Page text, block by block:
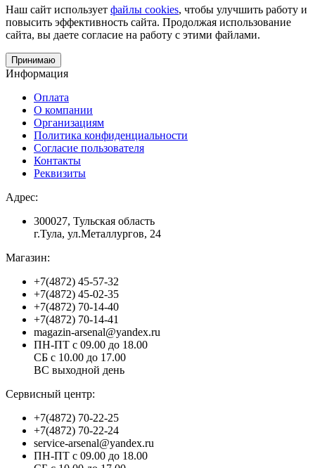
Наш сайт использует файлы cookies, чтобы улучшить работу и
повысить эффективность сайта. Продолжая использование
сайта, вы даете согласие на работу с этими файлами.
Принимаю
Информация
Оплата
О компании
Организациям
Политика конфиденциальности
Согласие пользователя
Контакты
Реквизиты
Адрес:
300027, Тульская область
г.Тула, ул.Металлургов, 24
Магазин:
+7(4872) 45-57-32
+7(4872) 45-02-35
+7(4872) 70-14-40
+7(4872) 70-14-41
magazin-arsenal@yandex.ru
ПН-ПТ с 09.00 до 18.00
СБ с 10.00 до 17.00
ВС выходной день
Сервисный центр:
+7(4872) 70-22-25
+7(4872) 70-22-24
service-arsenal@yandex.ru
ПН-ПТ с 09.00 до 18.00